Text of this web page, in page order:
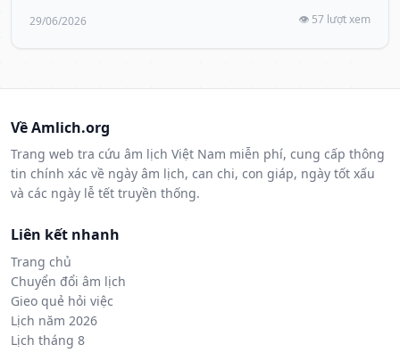
29/06/2026 👁️ 57 lượt xem
Về Amlich.org
Trang web tra cứu âm lịch Việt Nam miễn phí, cung cấp thông
tin chính xác về ngày âm lịch, can chi, con giáp, ngày tốt xấu
và các ngày lễ tết truyền thống.
Liên kết nhanh
Trang chủ
Chuyển đổi âm lịch
Gieo quẻ hỏi việc
Lịch năm 2026
Lịch tháng 8